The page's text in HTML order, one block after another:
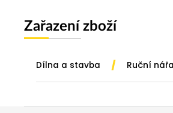
Zařazení zboží
Dílna a stavba / Ruční